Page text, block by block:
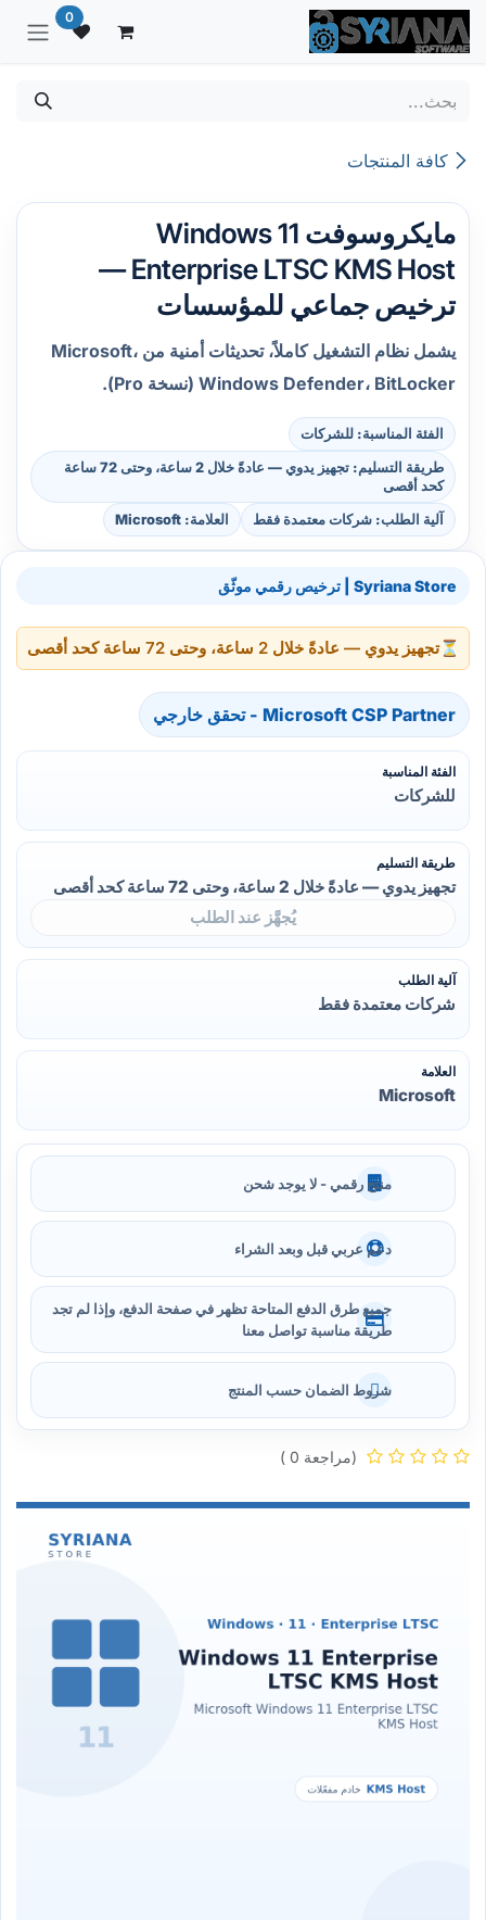
تخطي للذهاب إلى المحتوى 0
كافة المنتجات
مايكروسوفت Windows 11
Enterprise LTSC KMS Host —
ترخيص جماعي للمؤسسات
يشمل نظام التشغيل كاملاً، تحديثات أمنية من Microsoft،
Windows Defender، BitLocker (نسخة Pro).
الفئة المناسبة: للشركات
طريقة التسليم: تجهيز يدوي — عادةً خلال 2 ساعة، وحتى 72 ساعة
كحد أقصى
آلية الطلب: شركات معتمدة فقط العلامة: Microsoft
Syriana Store | ترخيص رقمي موثّق
⏳تجهيز يدوي — عادةً خلال 2 ساعة، وحتى 72 ساعة كحد أقصى
Microsoft CSP Partner - تحقق خارجي
الفئة المناسبة
للشركات
طريقة التسليم
تجهيز يدوي — عادةً خلال 2 ساعة، وحتى 72 ساعة كحد أقصى
يُجهَّز عند الطلب
آلية الطلب
شركات معتمدة فقط
العلامة
Microsoft
منتج رقمي - لا يوجد شحن
دعم عربي قبل وبعد الشراء
جميع طرق الدفع المتاحة تظهر في صفحة الدفع، وإذا لم تجد
طريقة مناسبة تواصل معنا
شروط الضمان حسب المنتج
(مراجعة 0 )